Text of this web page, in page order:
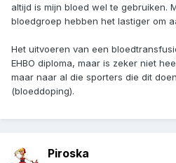
altijd is mijn bloed wel te gebruiken.
bloedgroep hebben het lastiger om
Het uitvoeren van een
EHBO diploma, maar is zeker niet
maar naar al die sporters die dit
(bloeddoping).
Piroska